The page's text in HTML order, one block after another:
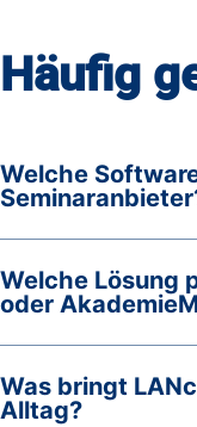
Häufig
Welche
Welche Lösung
oder
Was bringt
Alltag?